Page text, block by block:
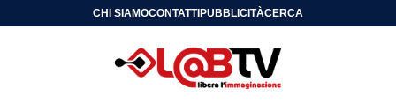
CHI SIAMOCONTATTIPUBBLICITÀCERCA